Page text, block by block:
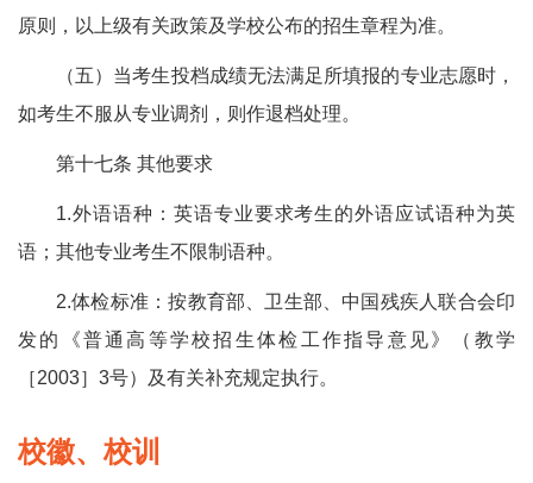
原则，以上级有关政策及学校公布的招生章程为准。
（五）当考生投档成绩无法满足所填报的专业志愿时，
如考生不服从专业调剂，则作退档处理。
第十七条 其他要求
1.外语语种：英语专业要求考生的外语应试语种为英
语；其他专业考生不限制语种。
2.体检标准：按教育部、卫生部、中国残疾人联合会印
发的《普通高等学校招生体检工作指导意见》（教学
［2003］3号）及有关补充规定执行。
校徽、校训